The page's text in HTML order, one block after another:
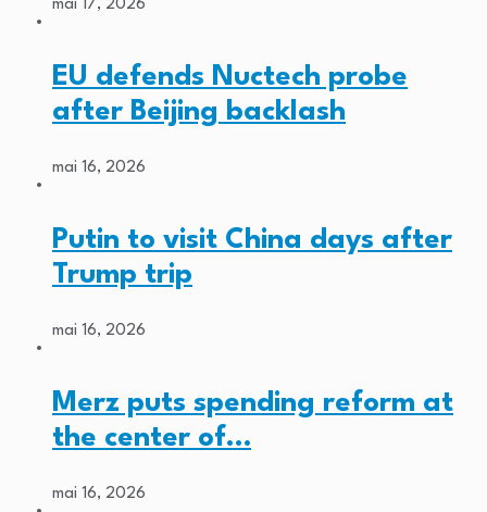
mai 17, 2026
EU defends Nuctech probe
after Beijing backlash
mai 16, 2026
Putin to visit China days after
Trump trip
mai 16, 2026
Merz puts spending reform at
the center of…
mai 16, 2026